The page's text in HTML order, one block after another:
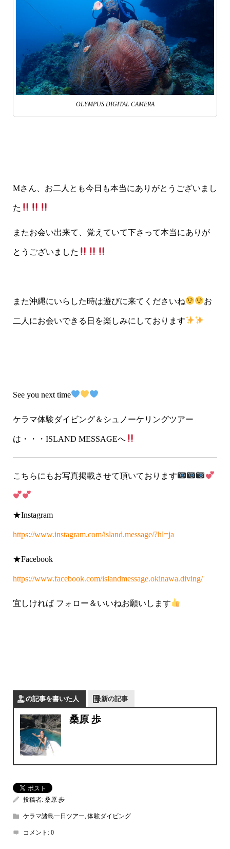
OLYMPUS DIGITAL CAMERA
Mさん、お二人とも今日も本当にありがとうございまし
た
またお会い出来て、覚えていて下さって本当にありが
とうございました
また沖縄にいらした時は遊びに来てくださいね お
二人にお会いできる日を楽しみにしております
See you next time
ケラマ体験ダイビング＆シュノーケリングツアー
は・・・ISLAND MESSAGEへ
こちらにもお写真掲載させて頂いております
★Instagram
https://www.instagram.com/island.message/?hl=ja
★Facebook
https://www.facebook.com/islandmessage.okinawa.diving/
宜しければ フォロー＆いいねお願いします
この記事を書いた人 最新の記事
桑原 歩
投稿者: 桑原 歩
ケラマ諸島一日ツアー ,体験ダイビング
コメント: 0